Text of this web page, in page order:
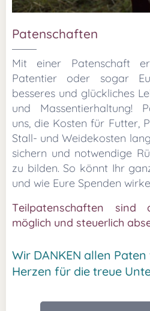
Patenschaften
Mit einer Patenschaft
Patentier oder sogar
besseres und glückliches
und Massentierhaltung!
uns, die Kosten für Futter,
Stall- und Weidekosten
sichern und notwendige
zu bilden. So könnt Ihr
und wie Eure Spenden
Teilpatenschaften sind
möglich und steuerlich
Wir DANKEN allen
Herzen für die treue